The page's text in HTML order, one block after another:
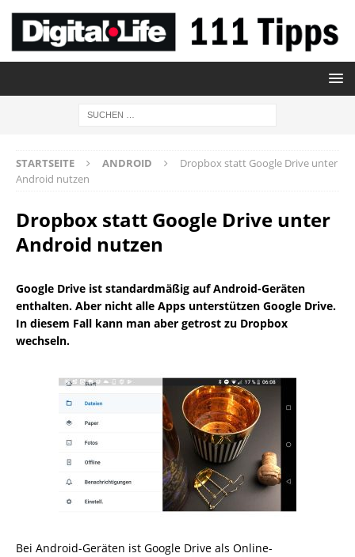
STARTSEITE ANDROID
Dropbox statt Google Drive unter
Android nutzen
Dropbox statt Google Drive unter
Android nutzen
Google Drive ist standardmäßig auf Android-Geräten
enthalten. Aber nicht alle Apps unterstützen Google Drive.
In diesem Fall kann man aber getrost zu Dropbox
wechseln.
Bei Android-Geräten ist Google Drive als Online-